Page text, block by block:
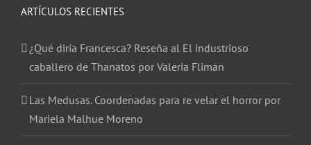
ARTÍCULOS RECIENTES
¿Qué diría Francesca? Reseña al El industrioso
caballero de Thanatos por Valeria Fliman
Las Medusas. Coordenadas para re velar el horror por
Mariela Malhue Moreno